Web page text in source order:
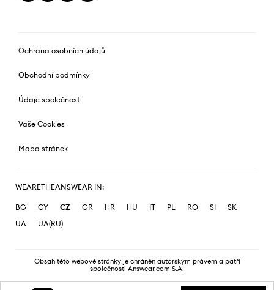
Ochrana osobních údajů
Obchodní podmínky
Údaje společnosti
Vaše Cookies
Mapa stránek
WEARETHEANSWEAR IN:
BG CY CZ GR HR HU IT PL RO SI
SK
UA
UA(RU)
Obsah této webové stránky je chráněn autorským právem a patří
společnosti Answear.com S.A.